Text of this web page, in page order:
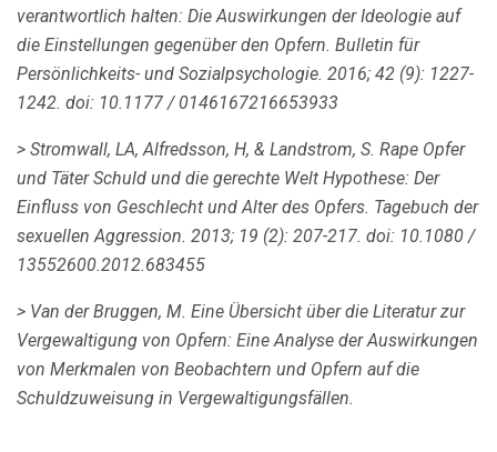
verantwortlich halten: Die Auswirkungen der Ideologie auf
die Einstellungen gegenüber den Opfern. Bulletin für
Persönlichkeits- und Sozialpsychologie. 2016; 42 (9): 1227-
1242. doi: 10.1177 / 0146167216653933
> Stromwall, LA, Alfredsson, H, & Landstrom, S. Rape Opfer
und Täter Schuld und die gerechte Welt Hypothese: Der
Einfluss von Geschlecht und Alter des Opfers. Tagebuch der
sexuellen Aggression. 2013; 19 (2): 207-217. doi: 10.1080 /
13552600.2012.683455
> Van der Bruggen, M. Eine Übersicht über die Literatur zur
Vergewaltigung von Opfern: Eine Analyse der Auswirkungen
von Merkmalen von Beobachtern und Opfern auf die
Schuldzuweisung in Vergewaltigungsfällen.